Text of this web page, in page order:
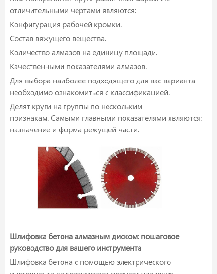
отличительными чертами являются:
Конфигурация рабочей кромки.
Состав вяжущего вещества.
Количество алмазов на единицу площади.
Качественными показателями алмазов.
Для выбора наиболее подходящего для вас варианта
необходимо ознакомиться с классификацией.
Делят круги на группы по нескольким
признакам. Самыми главными показателями являются:
назначение и форма режущей части.
Шлифовка бетона алмазным диском: пошаговое
руководство для вашего инструмента
Шлифовка бетона с помощью электрического